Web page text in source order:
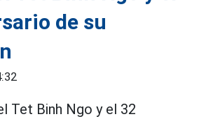
de su
Tet Binh Ngo y el 32